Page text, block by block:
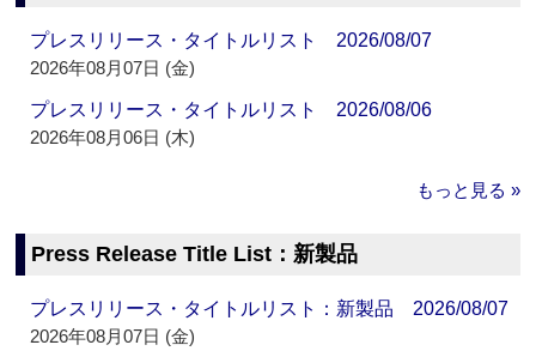
プレスリリース・タイトルリスト 2026/08/07
2026年08月07日 (金)
プレスリリース・タイトルリスト 2026/08/06
2026年08月06日 (木)
もっと見る »
Press Release Title List：新製品
プレスリリース・タイトルリスト：新製品 2026/08/07
2026年08月07日 (金)